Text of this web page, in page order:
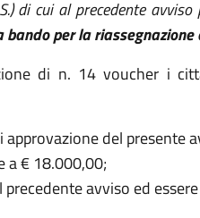
di cui al precedente
per la riassegnazione
di n. 14 voucher i
del presente
a € 18.000,00;
avviso ed